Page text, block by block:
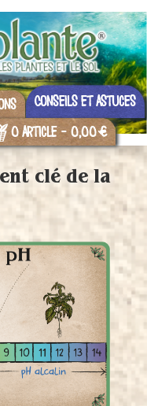
Conseils et astuces
0 article 0,00 €
clé de la